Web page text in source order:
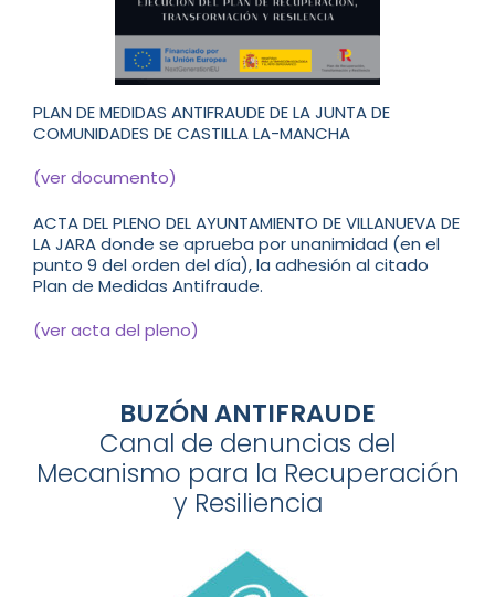
PLAN DE MEDIDAS ANTIFRAUDE DE LA JUNTA DE
COMUNIDADES DE CASTILLA LA-MANCHA
(ver documento)
ACTA DEL PLENO DEL AYUNTAMIENTO DE VILLANUEVA DE
LA JARA donde se aprueba por unanimidad (en el
punto 9 del orden del día), la adhesión al citado
Plan de Medidas Antifraude.
(ver acta del pleno)
BUZÓN ANTIFRAUDE
Canal de denuncias del
Mecanismo para la Recuperación
y Resiliencia